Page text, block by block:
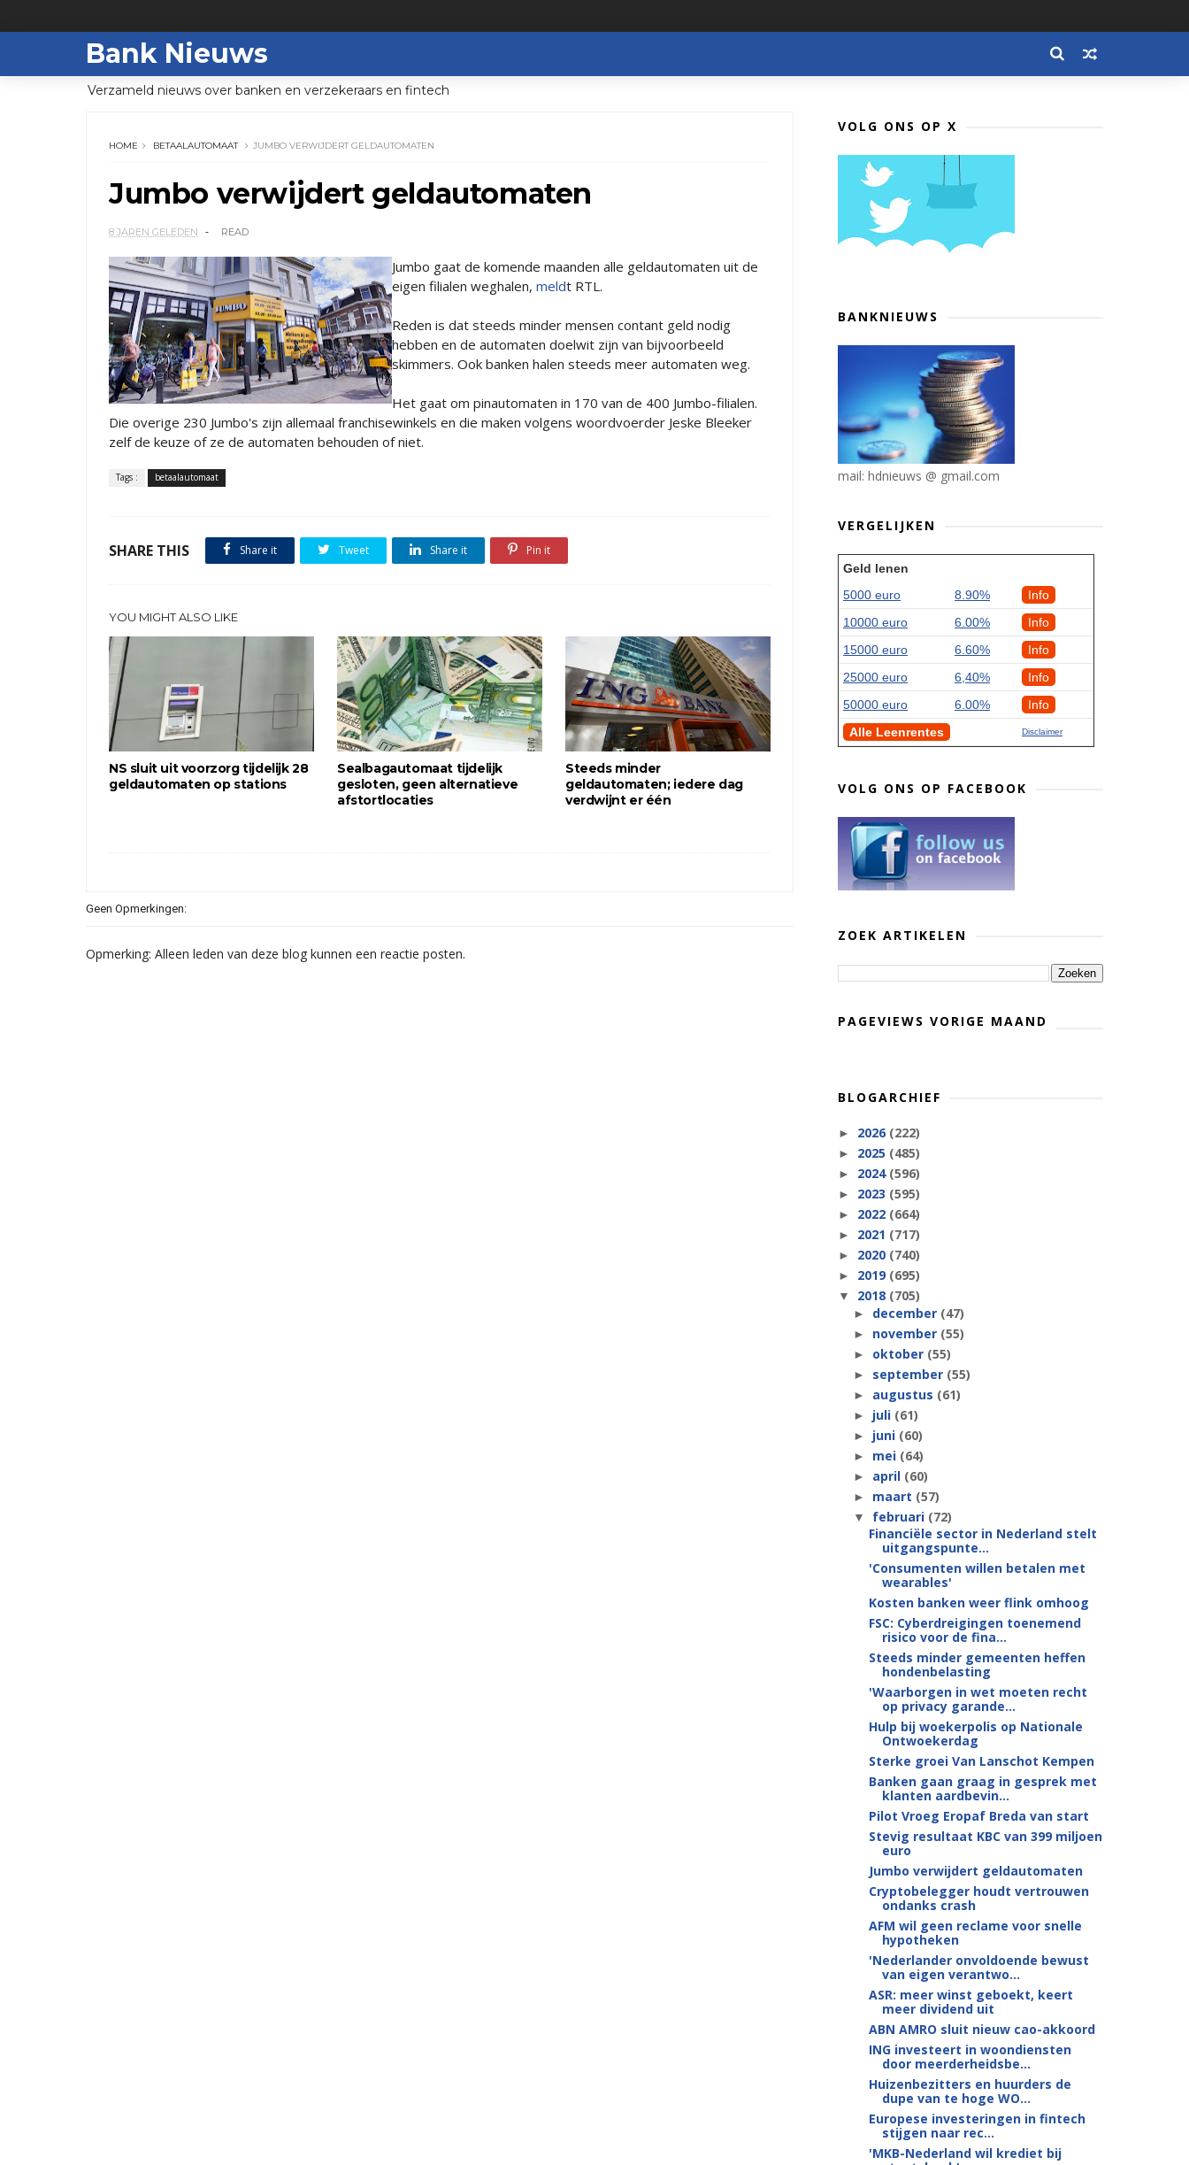
Bank Nieuws
Verzameld nieuws over banken en verzekeraars en fintech
HOME BETAALAUTOMAAT JUMBO VERWIJDERT GELDAUTOMATEN
Jumbo verwijdert geldautomaten
8 JAREN GELEDEN READ
Jumbo gaat de komende maanden alle geldautomaten uit de
eigen filialen weghalen, meldt RTL.
Reden is dat steeds minder mensen contant geld nodig
hebben en de automaten doelwit zijn van bijvoorbeeld
skimmers. Ook banken halen steeds meer automaten weg.
Het gaat om pinautomaten in 170 van de 400 Jumbo-filialen.
Die overige 230 Jumbo's zijn allemaal franchisewinkels en die maken volgens woordvoerder Jeske Bleeker
zelf de keuze of ze de automaten behouden of niet.
Tags : betaalautomaat
SHARE THIS Share it Tweet Share it Pin it
YOU MIGHT ALSO LIKE
NS sluit uit voorzorg tijdelijk 28
geldautomaten op stations
Sealbagautomaat tijdelijk
gesloten, geen alternatieve
afstortlocaties
Steeds minder
geldautomaten; iedere dag
verdwijnt er één
Geen Opmerkingen:
Opmerking: Alleen leden van deze blog kunnen een reactie posten.
VOLG ONS OP X
BANKNIEUWS
mail: hdnieuws @ gmail.com
VERGELIJKEN
Geld lenen
5000 euro
8.90%
Info
10000 euro
6.00%
Info
15000 euro
6.60%
Info
25000 euro
6,40%
Info
50000 euro
6.00%
Info
Alle Leenrentes
Disclaimer
VOLG ONS OP FACEBOOK
ZOEK ARTIKELEN
PAGEVIEWS VORIGE MAAND
BLOGARCHIEF
► 2026 (222)
► 2025 (485)
► 2024 (596)
► 2023 (595)
► 2022 (664)
► 2021 (717)
► 2020 (740)
► 2019 (695)
▼ 2018 (705)
► december (47)
► november (55)
► oktober (55)
► september (55)
► augustus (61)
► juli (61)
► juni (60)
► mei (64)
► april (60)
► maart (57)
▼ februari (72)
Financiële sector in Nederland stelt
uitgangspunte...
'Consumenten willen betalen met
wearables'
Kosten banken weer flink omhoog
FSC: Cyberdreigingen toenemend
risico voor de fina...
Steeds minder gemeenten heffen
hondenbelasting
'Waarborgen in wet moeten recht
op privacy garande...
Hulp bij woekerpolis op Nationale
Ontwoekerdag
Sterke groei Van Lanschot Kempen
Banken gaan graag in gesprek met
klanten aardbevin...
Pilot Vroeg Eropaf Breda van start
Stevig resultaat KBC van 399 miljoen
euro
Jumbo verwijdert geldautomaten
Cryptobelegger houdt vertrouwen
ondanks crash
AFM wil geen reclame voor snelle
hypotheken
'Nederlander onvoldoende bewust
van eigen verantwo...
ASR: meer winst geboekt, keert
meer dividend uit
ABN AMRO sluit nieuw cao-akkoord
ING investeert in woondiensten
door meerderheidsbe...
Huizenbezitters en huurders de
dupe van te hoge WO...
Europese investeringen in fintech
stijgen naar rec...
'MKB-Nederland wil krediet bij